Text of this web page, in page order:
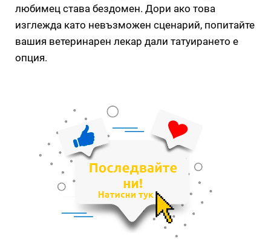
любимец става бездомен. Дори ако това
изглежда като невъзможен сценарий, попитайте
вашия ветеринарен лекар дали татуирането е
опция.